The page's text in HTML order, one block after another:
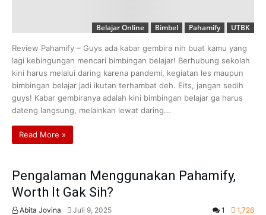
Belajar Online Bimbel Pahamify UTBK
Review Pahamify – Guys ada kabar gembira nih buat kamu yang
lagi kebingungan mencari bimbingan belajar! Berhubung sekolah
kini harus melalui daring karena pandemi, kegiatan les maupun
bimbingan belajar jadi ikutan terhambat deh. Eits, jangan sedih
guys! Kabar gembiranya adalah kini bimbingan belajar ga harus
dateng langsung, melainkan lewat daring…
Read More »
Pengalaman Menggunakan Pahamify,
Worth It Gak Sih?
Abita Jovina Juli 9, 2025 1 1,726